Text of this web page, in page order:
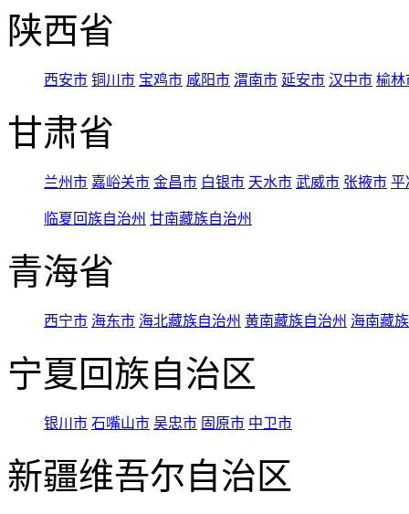
陕西省
西安市 铜川市 宝鸡市 咸阳市 渭南市 延安市 汉中市 榆林
甘肃省
兰州市 嘉峪关市 金昌市 白银市 天水市 武威市 张掖市 平
临夏回族自治州 甘南藏族自治州
青海省
西宁市 海东市 海北藏族自治州 黄南藏族自治州 海南藏
宁夏回族自治区
银川市 石嘴山市 吴忠市 固原市 中卫市
新疆维吾尔自治区